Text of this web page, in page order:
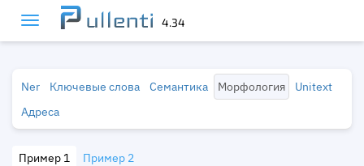
4.34
Ner Ключевые слова Семантика Морфология
Unitext
Адреса
Пример 1 Пример 2